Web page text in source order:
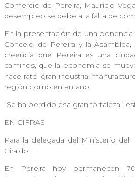
Comercio de Pereira, Mauricio
desempleo se debe a la falta de
En la presentación de una
Concejo de Pereira y la
creencia que Pereira es una
caminos, que la economía se
hace rato gran industria
región como en antaño.
"Se ha perdido esa gran fortaleza",
EN CIFRAS
Para la delegada del Ministerio del
Giraldo,
En Pereira hoy permanecen